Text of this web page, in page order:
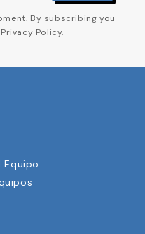
By subscribing you
Policy.